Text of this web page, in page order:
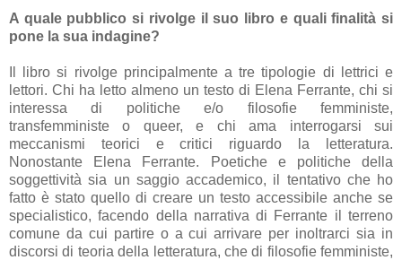
A quale pubblico si rivolge il suo libro e quali finalità si
pone la sua indagine?
Il libro si rivolge principalmente a tre tipologie di lettrici e
lettori. Chi ha letto almeno un testo di Elena Ferrante, chi si
interessa di politiche e/o filosofie femministe,
transfemministe o queer, e chi ama interrogarsi sui
meccanismi teorici e critici riguardo la letteratura.
Nonostante Elena Ferrante. Poetiche e politiche della
soggettività sia un saggio accademico, il tentativo che ho
fatto è stato quello di creare un testo accessibile anche se
specialistico, facendo della narrativa di Ferrante il terreno
comune da cui partire o a cui arrivare per inoltrarci sia in
discorsi di teoria della letteratura, che di filosofie femministe,